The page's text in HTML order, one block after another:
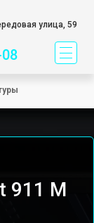
улица, 59
911 M